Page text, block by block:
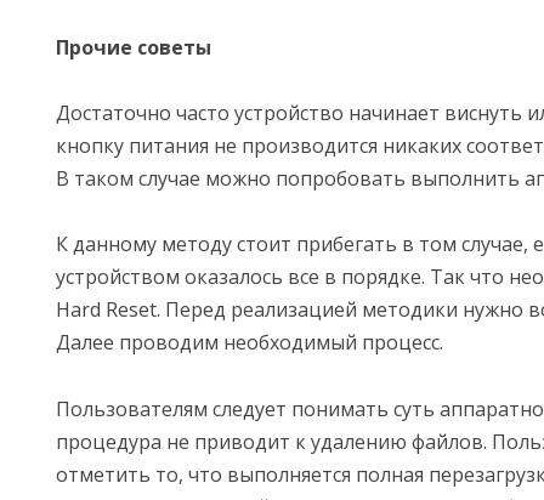
Прочие советы
Достаточно часто устройство начинает виснуть
кнопку питания не производится никаких
В таком случае можно попробовать выполнить
К данному методу стоит прибегать в том случае,
устройством оказалось все в порядке. Так что
Hard Reset. Перед реализацией методики нужно
Далее проводим необходимый процесс.
Пользователям следует понимать суть
процедура не приводит к удалению файлов.
отметить то, что выполняется полная